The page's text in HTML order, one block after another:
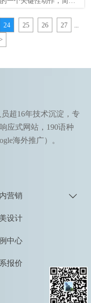
的链接。
提升网站权重，增加谷
站的信任度、引导蜘蛛
章内容、提升页面被谷
24 25 26 27
超16年技术沉淀，专
应式网站，190语种
海外推广）。
营销 
设计
中心
报价